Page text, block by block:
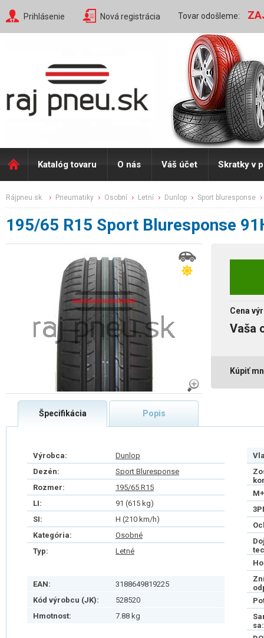
Prihlásenie Nová registrácia Tovar odošleme:
Katalóg tovaru O nás Váš účet Skratky v
rájpneu.sk pneumatiky osobní letní dunlop sport bluresponse
195/65 R15 Sport Bluresponse
Cena
Vaša
Kúpiť
Špecifikácia Popis
Výrobca:
Dunlop
Dezén:
Sport Bluresponse
Rozmer:
195/65 R15
LI:
91 (615 kg)
SI:
H (210 km/h)
Kategória:
Osobné
Typ:
Letné
EAN:
3188649819225
Kód výrobcu (JK):
528520
Hmotnost:
7.88 kg
sa: